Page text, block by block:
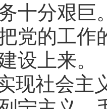
十分艰巨
党的工作
设上来。
现社会主